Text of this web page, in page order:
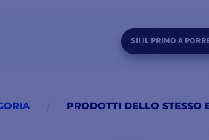
SII IL PRIMO A
PRODOTTI DELLO STESSO